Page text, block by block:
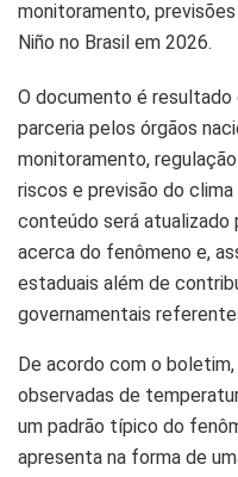
monitoramento,
Niño no Brasil em 2026.
O documento é
parceria pelos órgãos
monitoramento,
riscos e previsão do
conteúdo será atualizado
acerca do fenômeno e,
estaduais além de
governamentais
De acordo com o
observadas de
um padrão típico do
apresenta na forma de